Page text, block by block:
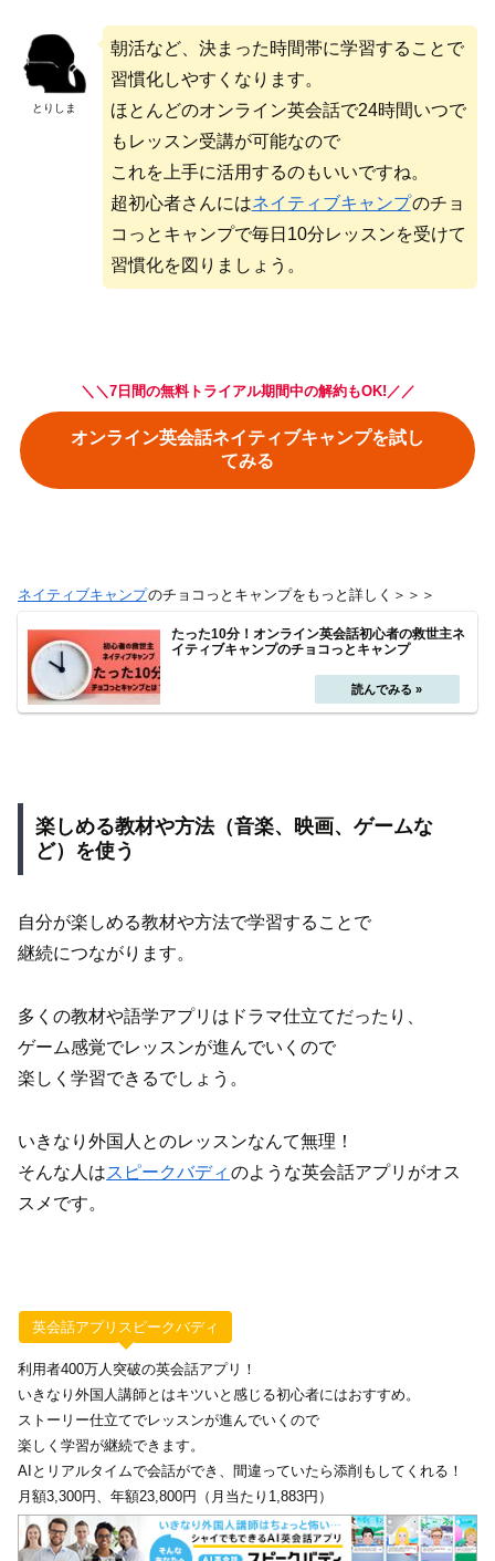
とりしま
朝活など、決まった時間帯に学習することで
習慣化しやすくなります。
ほとんどのオンライン英会話で24時間いつで
もレッスン受講が可能なので
これを上手に活用するのもいいですね。
超初心者さんにはネイティブキャンプのチョ
コっとキャンプで毎日10分レッスンを受けて
習慣化を図りましょう。
＼＼7日間の無料トライアル期間中の解約もOK!／／
オンライン英会話ネイティブキャンプを試し
てみる
ネイティブキャンプのチョコっとキャンプをもっと詳しく＞＞＞
たった10分！オンライン英会話初心者の救世主ネ
イティブキャンプのチョコっとキャンプ
楽しめる教材や方法（音楽、映画、ゲームな
ど）を使う
自分が楽しめる教材や方法で学習することで
継続につながります。
多くの教材や語学アプリはドラマ仕立てだったり、
ゲーム感覚でレッスンが進んでいくので
楽しく学習できるでしょう。
いきなり外国人とのレッスンなんて無理！
そんな人はスピークバディ のような英会話アプリがオス
スメです。
英会話アプリスピークバディ
利用者400万人突破の英会話アプリ！
いきなり外国人講師とはキツいと感じる初心者にはおすすめ。
ストーリー仕立てでレッスンが進んでいくので
楽しく学習が継続できます。
AIとリアルタイムで会話ができ、間違っていたら添削もしてくれる！
月額3,300円、年額23,800円（月当たり1,883円）